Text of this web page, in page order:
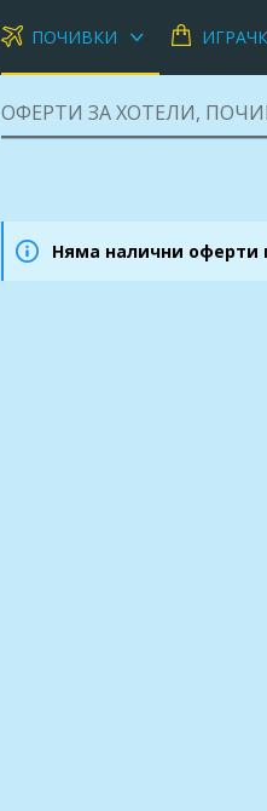
ПОЧИВКИ
ОФЕРТИ ЗА ХОТЕЛИ,
Няма налични оферти